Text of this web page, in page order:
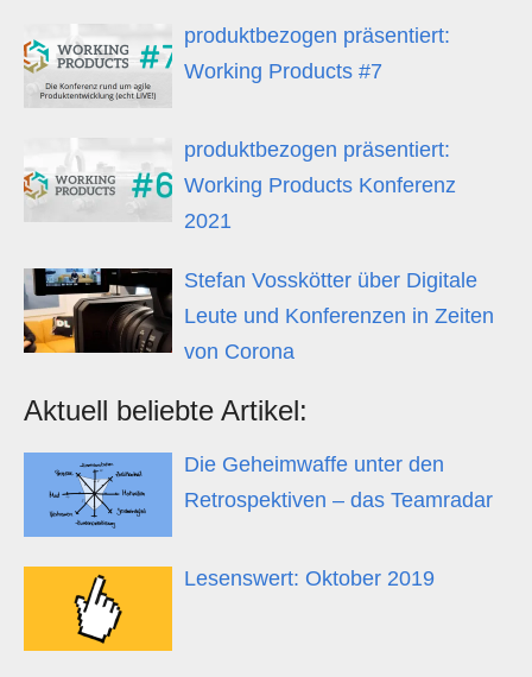
produktbezogen präsentiert:
Working Products #7
produktbezogen präsentiert:
Working Products Konferenz
2021
Stefan Vosskötter über Digitale
Leute und Konferenzen in Zeiten
von Corona
Aktuell beliebte Artikel:
Die Geheimwaffe unter den
Retrospektiven – das Teamradar
Lesenswert: Oktober 2019